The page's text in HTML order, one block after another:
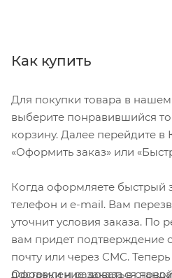
Как купить
Для покупки товара в
выберите понравившийся
корзину. Далее перейдите
«Оформить заказ» или
Когда оформляете быстрый
телефон и e-mail. Вам
уточнит условия заказа. По
вам придет подтверждение
почту или через СМС. Теперь
доставки и радоваться
Оформление заказа в